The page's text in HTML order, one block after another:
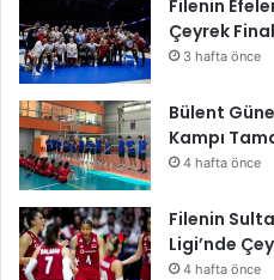
Filenin
Çeyrek
3 hafta önce
Bülent
Kampı
4 hafta önce
Filenin
Ligi’nde
4 hafta önce